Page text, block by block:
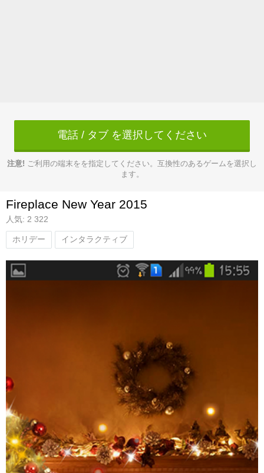
電話 / タブ を選択してください
注意! ご利用の端末をを指定してください。互換性のあるゲームを選択し
ます。
Fireplace New Year 2015
人気: 2 322
ホリデー インタラクティブ